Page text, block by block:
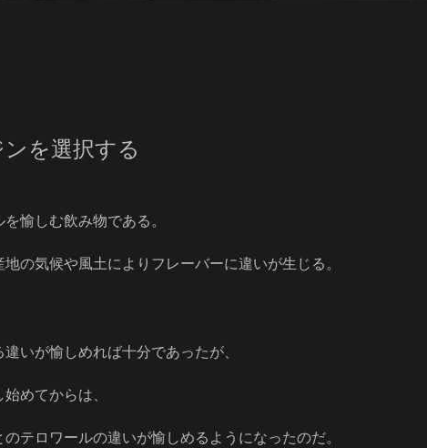
を選択する
愉しむ飲み物である。
の気候や風土によりフレーバーに違いが生じる。
いが愉しめれば十分であったが、
めてからは、
テロワールの違いが愉しめるようになったのだ。